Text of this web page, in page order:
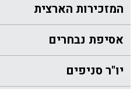
המזכירות הארצית
אסיפת נבחרים
יו"ר סניפים